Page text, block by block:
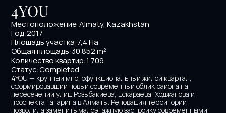
4YOU
Местоположение:Almaty, Kazakhstan
Год:2017
Площадь участка:7,4 Hа
Общая площадь:30 852 m²
Количество квартир:1 709
Статус:Completed
4YOU — крупный многофункциональный жилой квартал,
сформировавший новый современный облик района на
пересечении улиц Розыбакиева, Ескараева, Ходжанова и
проспекта Гагарина в Алматы. Реновация территории
позволила заменить малоэтажную застройку современными